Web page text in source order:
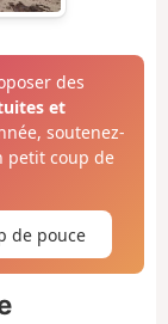
des
et
soutenez-
petit coup de
de pouce